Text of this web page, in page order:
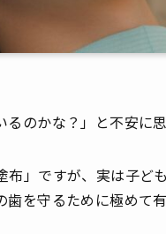
るのかな？」と不安に
」ですが、実は子ど
を守るために極めて